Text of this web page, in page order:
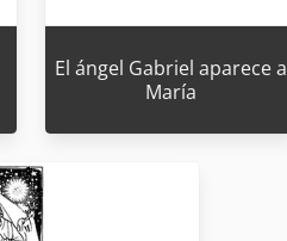
El ángel Gabriel aparece a
María